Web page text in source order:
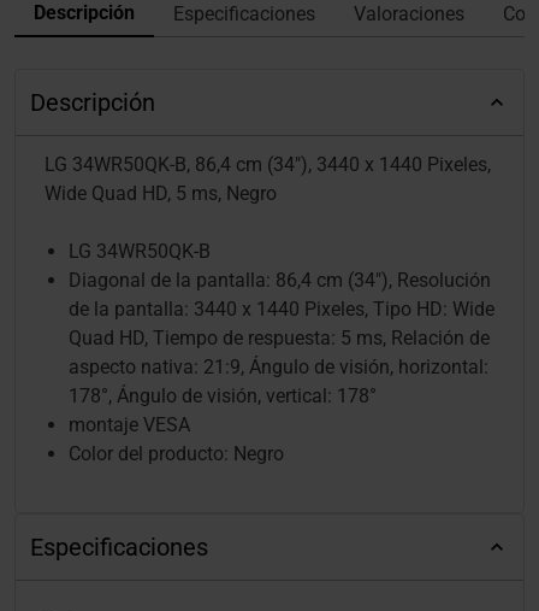
Descripción Especificaciones Valoraciones
Descripción
LG 34WR50QK-B, 86,4 cm (34"), 3440 x 1440 Pixeles,
Wide Quad HD, 5 ms, Negro
LG 34WR50QK-B
Diagonal de la pantalla: 86,4 cm (34"), Resolución
de la pantalla: 3440 x 1440 Pixeles, Tipo HD: Wide
Quad HD, Tiempo de respuesta: 5 ms, Relación de
aspecto nativa: 21:9, Ángulo de visión, horizontal:
178°, Ángulo de visión, vertical: 178°
montaje VESA
Color del producto: Negro
Especificaciones